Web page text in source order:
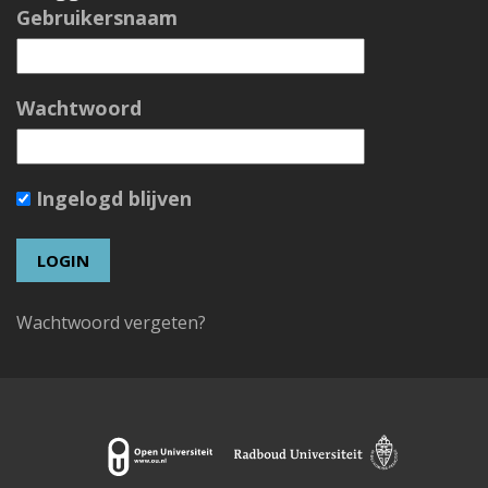
Gebruikersnaam
Wachtwoord
Ingelogd blijven
Wachtwoord vergeten?